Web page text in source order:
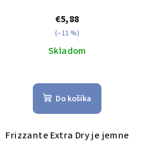
€5,88
(–11 %)
Skladom
Do košíka
Frizzante Extra Dry je jemne